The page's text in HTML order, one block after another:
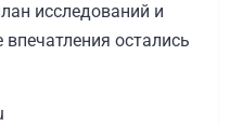
исследований и
остались